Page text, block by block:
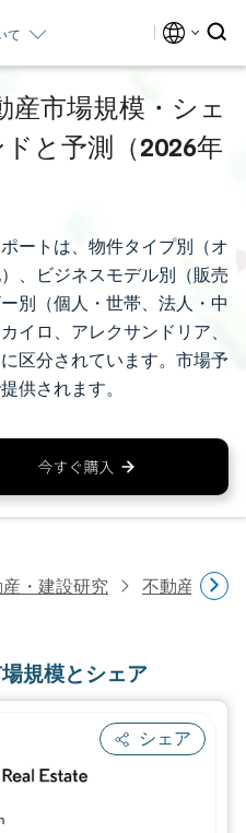
て
産市場規模・シェ
と予測（2026年
ートは、物件タイプ別（オ
、ビジネスモデル別（販売
別（個人・世帯、法人・中
イロ、アレクサンドリア、
区分されています。市場予
供されます。
・建設研究 不動産研究
規模とシェア
シェア